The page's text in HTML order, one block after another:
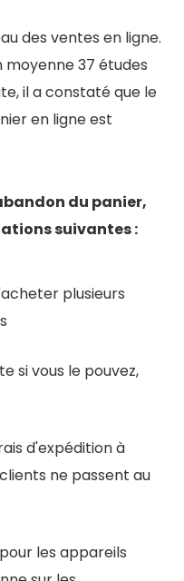
des ventes en ligne.
moyenne 37 études
il a constaté que le
en ligne est
du panier,
suivantes :
plusieurs
si vous le pouvez,
d'expédition à
ne passent au
les appareils